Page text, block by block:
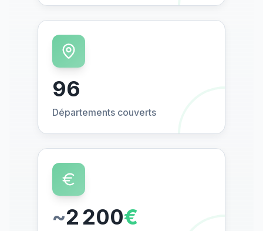
96
Départements couverts
~2 200€